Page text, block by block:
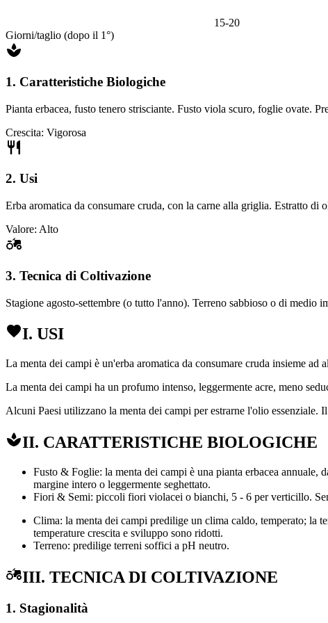
15-20
Giorni/taglio (dopo il 1°)
1. Caratteristiche Biologiche
Pianta erbacea, fusto tenero strisciante. Fusto viola scuro, foglie ovate.
Crescita: Vigorosa
2. Usi
Erba aromatica da consumare cruda, con la carne alla griglia. Estratto di
Valore: Alto
3. Tecnica di Coltivazione
Stagione agosto-settembre (o tutto l'anno). Terreno sabbioso o di medio
I. USI
La menta dei campi è un'erba aromatica da consumare cruda insieme
La menta dei campi ha un profumo intenso, leggermente acre, meno
Alcuni Paesi utilizzano la menta dei campi per estrarne l'olio essenziale.
II. CARATTERISTICHE BIOLOGICHE
Fusto & Foglie: la menta dei campi è una pianta erbacea
margine intero o leggermente seghettato.
Fiori & Semi: piccoli fiori violacei o bianchi, 5 - 6 per verticillo.
Clima: la menta dei campi predilige un clima caldo, temperato; la
temperature crescita e sviluppo sono ridotti.
Terreno: predilige terreni soffici a pH neutro.
III. TECNICA DI COLTIVAZIONE
1. Stagionalità